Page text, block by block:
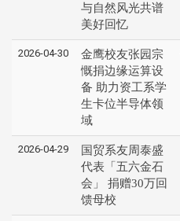
与自然风光共谱
美好回忆
2026-04-30
金鹰校友张园宗
慨捐边缘运算设
备 助力资工系学
生卡位半导体领
域
2026-04-29
国贸系友周泰盛
代表「五六金石
会」 捐赠30万回
馈母校